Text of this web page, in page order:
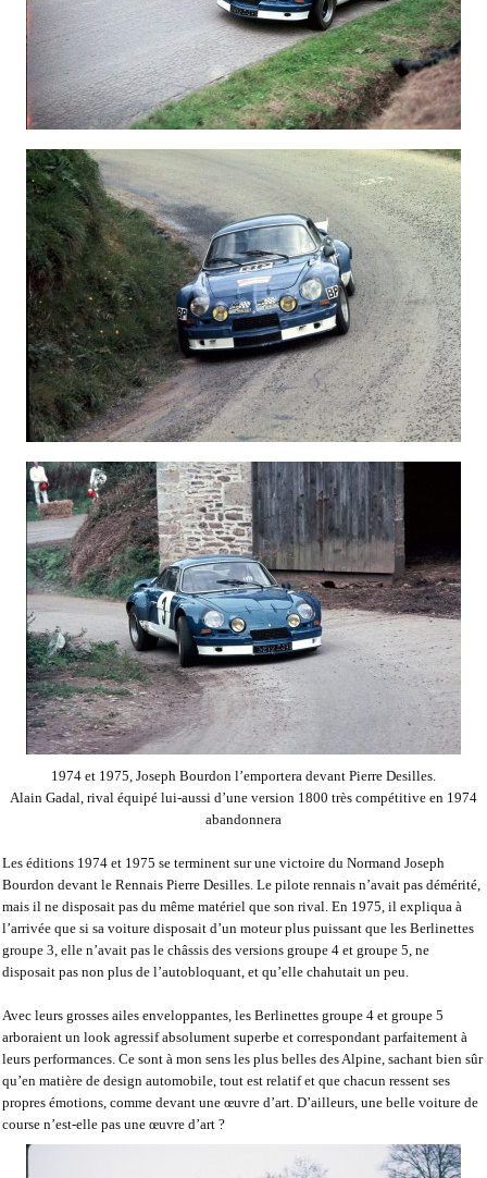
1974 et 1975, Joseph Bourdon l’emportera devant Pierre Desilles.
Alain Gadal, rival équipé lui-aussi d’une version 1800 très compétitive en 1974
abandonnera
Les éditions 1974 et 1975 se terminent sur une victoire du Normand Joseph
Bourdon devant le Rennais Pierre Desilles. Le pilote rennais n’avait pas démérité,
mais il ne disposait pas du même matériel que son rival. En 1975, il expliqua à
l’arrivée que si sa voiture disposait d’un moteur plus puissant que les Berlinettes
groupe 3, elle n’avait pas le châssis des versions groupe 4 et groupe 5, ne
disposait pas non plus de l’autobloquant, et qu’elle chahutait un peu.
Avec leurs grosses ailes enveloppantes, les Berlinettes groupe 4 et groupe 5
arboraient un look agressif absolument superbe et correspondant parfaitement à
leurs performances. Ce sont à mon sens les plus belles des Alpine, sachant bien sûr
qu’en matière de design automobile, tout est relatif et que chacun ressent ses
propres émotions, comme devant une œuvre d’art. D’ailleurs, une belle voiture de
course n’est-elle pas une œuvre d’art ?